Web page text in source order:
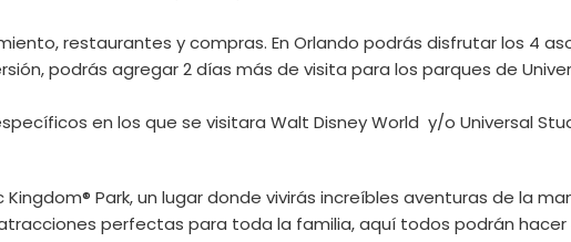
restaurantes y compras. En Orlando podrás disfrutar los 4
podrás agregar 2 días más de visita para los parques de
en los que se visitara Walt Disney World y/o Universal
Park, un lugar donde vivirás increíbles aventuras de la
perfectas para toda la familia, aquí todos podrán hacer